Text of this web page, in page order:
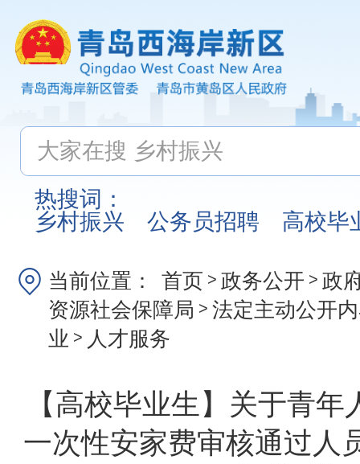
热搜词：
乡村振兴
公务员招聘 高校毕
当前位置： 首页 > 政务公开 > 政
资源社会保障局 > 法定主动公开
业 > 人才服务
【高校毕业生】关于青
一次性安家费审核通过人